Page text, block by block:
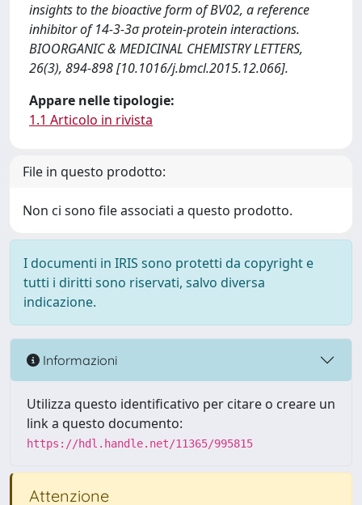
insights to the bioactive form of BV02, a reference
inhibitor of 14-3-3σ protein-protein interactions.
BIOORGANIC & MEDICINAL CHEMISTRY LETTERS,
26(3), 894-898 [10.1016/j.bmcl.2015.12.066].
Appare nelle tipologie:
1.1 Articolo in rivista
File in questo prodotto:
Non ci sono file associati a questo prodotto.
I documenti in IRIS sono protetti da copyright e
tutti i diritti sono riservati, salvo diversa
indicazione.
Informazioni
Utilizza questo identificativo per citare o creare un
link a questo documento:
https://hdl.handle.net/11365/995815
Attenzione